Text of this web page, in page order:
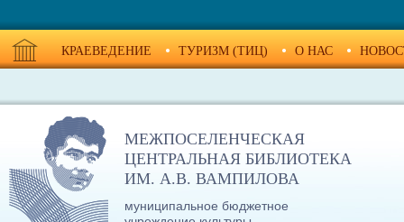
КРАЕВЕДЕНИЕ ТУРИЗМ (ТИЦ) О НАС
МЕЖПОСЕЛЕНЧЕСКАЯ
ЦЕНТРАЛЬНАЯ БИБЛИОТЕКА
ИМ. А.В. ВАМПИЛОВА
муниципальное бюджетное